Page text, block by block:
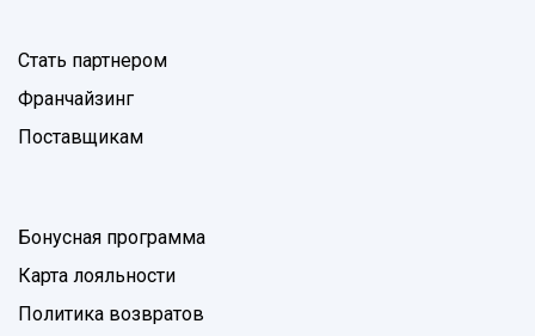
Стать партнером
Франчайзинг
Поставщикам
Бонусная программа
Карта лояльности
Политика возвратов